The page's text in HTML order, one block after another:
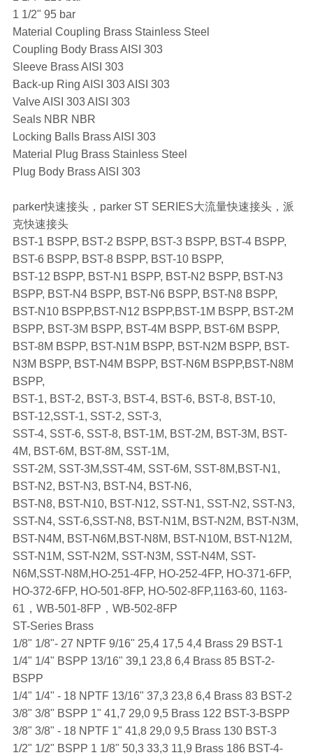
1 1/2" 95 bar
Material Coupling Brass Stainless Steel
Coupling Body Brass AISI 303
Sleeve Brass AISI 303
Back-up Ring AISI 303 AISI 303
Valve AISI 303 AISI 303
Seals NBR NBR
Locking Balls Brass AISI 303
Material Plug Brass Stainless Steel
Plug Body Brass AISI 303
parker快速接头，parker ST SERIES大流量快速接头，派
克快速接头
BST-1 BSPP, BST-2 BSPP, BST-3 BSPP, BST-4 BSPP,
BST-6 BSPP, BST-8 BSPP, BST-10 BSPP,
BST-12 BSPP, BST-N1 BSPP, BST-N2 BSPP, BST-N3
BSPP, BST-N4 BSPP, BST-N6 BSPP, BST-N8 BSPP,
BST-N10 BSPP,BST-N12 BSPP,BST-1M BSPP, BST-2M
BSPP, BST-3M BSPP, BST-4M BSPP, BST-6M BSPP,
BST-8M BSPP, BST-N1M BSPP, BST-N2M BSPP, BST-
N3M BSPP, BST-N4M BSPP, BST-N6M BSPP,BST-N8M
BSPP,
BST-1, BST-2, BST-3, BST-4, BST-6, BST-8, BST-10,
BST-12,SST-1, SST-2, SST-3,
SST-4, SST-6, SST-8, BST-1M, BST-2M, BST-3M, BST-
4M, BST-6M, BST-8M, SST-1M,
SST-2M, SST-3M,SST-4M, SST-6M, SST-8M,BST-N1,
BST-N2, BST-N3, BST-N4, BST-N6,
BST-N8, BST-N10, BST-N12, SST-N1, SST-N2, SST-N3,
SST-N4, SST-6,SST-N8, BST-N1M, BST-N2M, BST-N3M,
BST-N4M, BST-N6M,BST-N8M, BST-N10M, BST-N12M,
SST-N1M, SST-N2M, SST-N3M, SST-N4M, SST-
N6M,SST-N8M,HO-251-4FP, HO-252-4FP, HO-371-6FP,
HO-372-6FP, HO-501-8FP, HO-502-8FP,1163-60, 1163-
61，WB-501-8FP，WB-502-8FP
ST-Series Brass
1/8" 1/8"- 27 NPTF 9/16" 25,4 17,5 4,4 Brass 29 BST-1
1/4" 1/4" BSPP 13/16" 39,1 23,8 6,4 Brass 85 BST-2-
BSPP
1/4" 1/4" - 18 NPTF 13/16" 37,3 23,8 6,4 Brass 83 BST-2
3/8" 3/8" BSPP 1" 41,7 29,0 9,5 Brass 122 BST-3-BSPP
3/8" 3/8" - 18 NPTF 1" 41,8 29,0 9,5 Brass 130 BST-3
1/2" 1/2" BSPP 1 1/8" 50,3 33,3 11,9 Brass 186 BST-4-